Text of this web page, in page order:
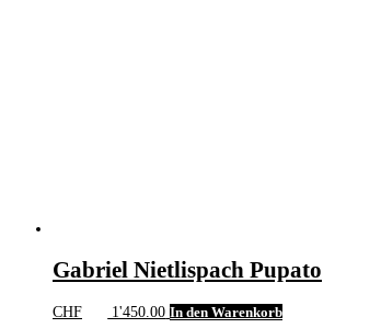
Gabriel Nietlispach Pupato
CHF 1'450.00 In den Warenkorb